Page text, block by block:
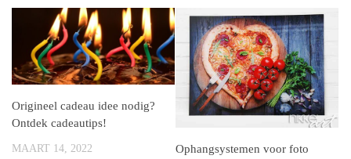
Origineel cadeau idee nodig?
Ontdek cadeautips!
MAART 14, 2022
Ophangsystemen voor foto